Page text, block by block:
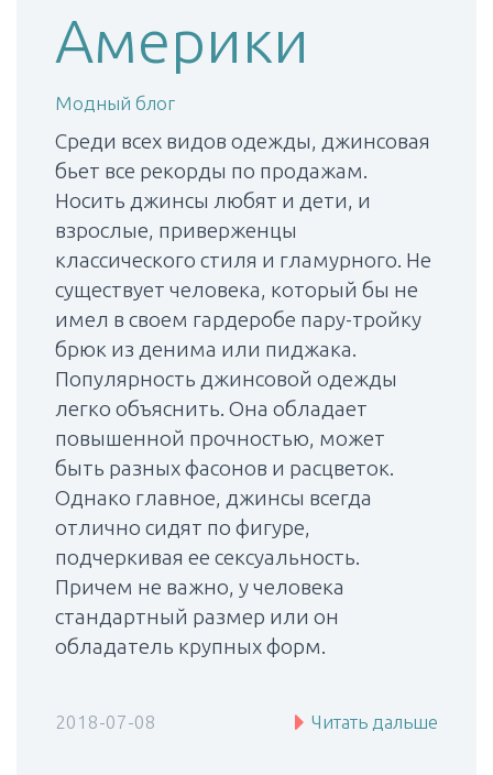
Америки
Модный блог
Среди всех видов одежды, джинсовая
бьет все рекорды по продажам.
Носить джинсы любят и дети, и
взрослые, приверженцы
классического стиля и гламурного. Не
существует человека, который бы не
имел в своем гардеробе пару-тройку
брюк из денима или пиджака.
Популярность джинсовой одежды
легко объяснить. Она обладает
повышенной прочностью, может
быть разных фасонов и расцветок.
Однако главное, джинсы всегда
отлично сидят по фигуре,
подчеркивая ее сексуальность.
Причем не важно, у человека
стандартный размер или он
обладатель крупных форм.
2018-07-08 Читать дальше